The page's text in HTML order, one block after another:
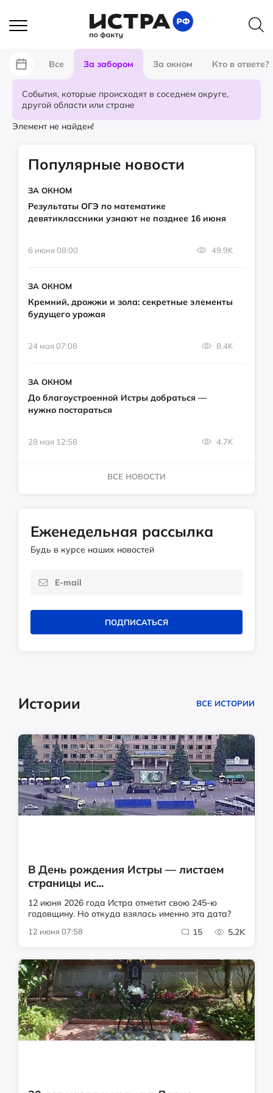
Все За забором За окном Кто в ответе?
События, которые происходят в соседнем округе,
другой области или стране
Элемент не найден!
Популярные новости
ЗА ОКНОМ
Результаты ОГЭ по математике
девятиклассники узнают не позднее 16 июня
6 июня 08:00 49.9K
ЗА ОКНОМ
Кремний, дрожжи и зола: секретные элементы
будущего урожая
24 мая 07:08 8.4K
ЗА ОКНОМ
До благоустроенной Истры добраться —
нужно постараться
28 мая 12:58 4.7K
ВСЕ НОВОСТИ
Еженедельная рассылка
Будь в курсе наших новостей
ПОДПИСАТЬСЯ
Истории ВСЕ ИСТОРИИ
В День рождения Истры — листаем
страницы ис...
12 июня 2026 года Истра отметит свою 245-ю
годовщину. Но откуда взялась именно эта дата?
12 июня 07:58 15 5.2K